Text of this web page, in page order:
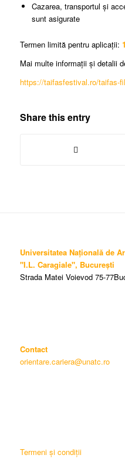
Cazarea, transportul și
sunt asigurate
Termen limită pentru aplicații:
Mai multe informații și detalii
https://taifasfestival.ro/taifas-
Share this entry
Universitatea Națională de
"I.L. Caragiale", București
Strada Matei Voievod 75-
Contact
orientare.cariera@unatc.ro
Termeni și condiții